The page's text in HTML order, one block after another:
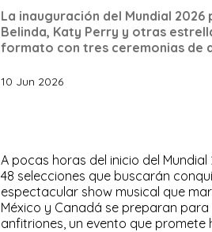
La inauguración del Mundial
Belinda, Katy Perry y otras
formato con tres ceremonias de
10 Jun 2026
A pocas horas del inicio del
48 selecciones que buscarán
espectacular show musical que
México y Canadá se preparan
anfitriones, un evento que